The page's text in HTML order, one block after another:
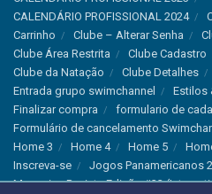
CALENDÁRIO PROFISSIONAL 2024
Carrinho
Clube – Alterar Senha
Clube Área Restrita
Clube Cadastro
Clube da Natação
Clube Detalhes
Entrada grupo swimchannel
Estilos
Finalizar compra
formulario de
Formulário de cancelamento
Home 3
Home 4 Home 5
Inscreva-se
Jogos Panamericanos
Magazine Revista Edição #33